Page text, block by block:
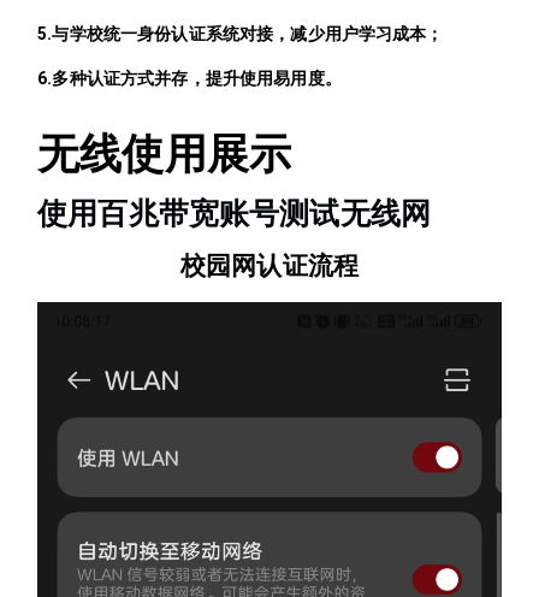
5.与学校统一身份认证系统对接，减少用户学习成本；
6.多种认证方式并存，提升使用易用度。
无线使用展示
使用百兆带宽账号测试无线网
校园网认证流程